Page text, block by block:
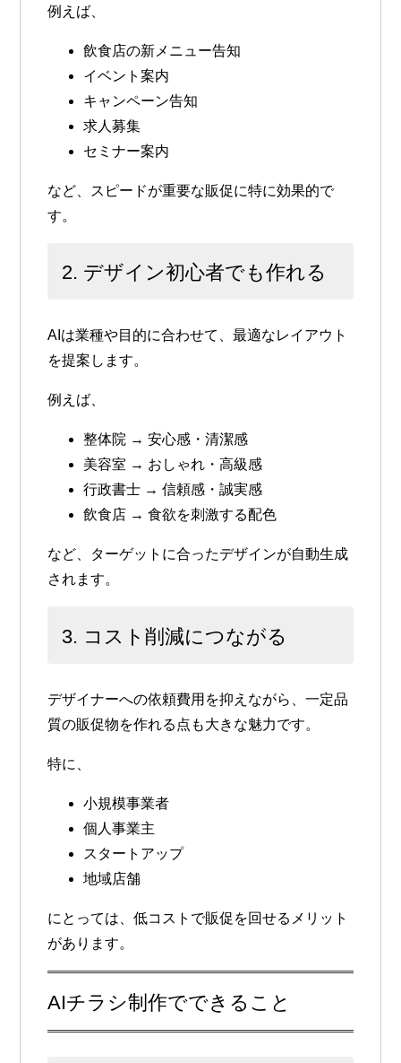
例えば、
飲食店の新メニュー告知
イベント案内
キャンペーン告知
求人募集
セミナー案内
など、スピードが重要な販促に特に効果的で
す。
2. デザイン初心者でも作れる
AIは業種や目的に合わせて、最適なレイアウト
を提案します。
例えば、
整体院 → 安心感・清潔感
美容室 → おしゃれ・高級感
行政書士 → 信頼感・誠実感
飲食店 → 食欲を刺激する配色
など、ターゲットに合ったデザインが自動生成
されます。
3. コスト削減につながる
デザイナーへの依頼費用を抑えながら、一定品
質の販促物を作れる点も大きな魅力です。
特に、
小規模事業者
個人事業主
スタートアップ
地域店舗
にとっては、低コストで販促を回せるメリット
があります。
AIチラシ制作でできること